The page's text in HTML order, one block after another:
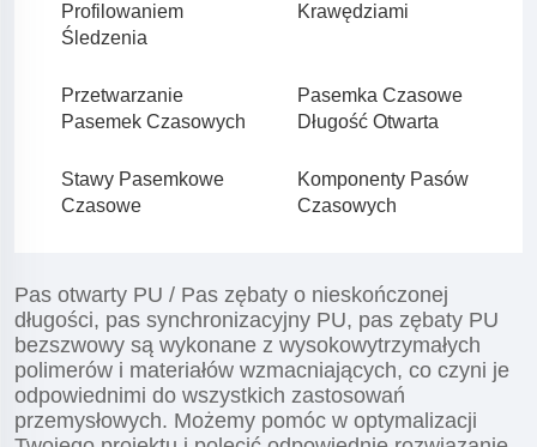
Profilowaniem
Śledzenia
Krawędziami
Przetwarzanie
Pasemek Czasowych
Pasemka Czasowe
Długość Otwarta
Stawy Pasemkowe
Czasowe
Komponenty Pasów
Czasowych
Pas otwarty PU / Pas zębaty o nieskończonej
długości, pas synchronizacyjny PU, pas zębaty PU
bezszwowy są wykonane z wysokowytrzymałych
polimerów i materiałów wzmacniających, co czyni je
odpowiednimi do wszystkich zastosowań
przemysłowych. Możemy pomóc w optymalizacji